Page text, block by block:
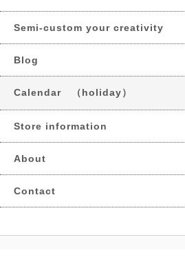
Semi-custom your creativity
Blog
Calendar （holiday）
Store information
About
Contact